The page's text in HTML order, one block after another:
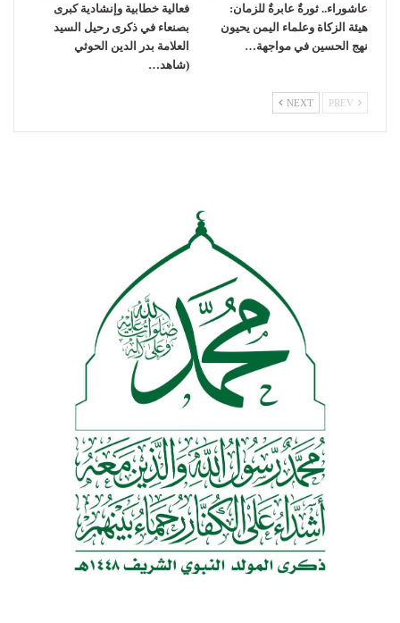
عاشوراء.. ثورةٌ عابرةٌ للزمان:
هيئة الزكاة وعلماء اليمن يحيون
نهج الحسين في مواجهة…
فعالية خطابية وإنشادية كبرى
بصنعاء في ذكرى رحيل السيد
العلامة بدر الدين الحوثي
(شاهد…
NEXT